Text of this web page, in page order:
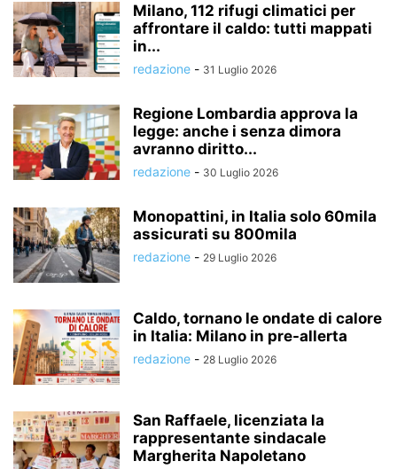
Milano, 112 rifugi climatici per
affrontare il caldo: tutti mappati
in...
redazione - 31 Luglio 2026
Regione Lombardia approva la
legge: anche i senza dimora
avranno diritto...
redazione - 30 Luglio 2026
Monopattini, in Italia solo 60mila
assicurati su 800mila
redazione - 29 Luglio 2026
Caldo, tornano le ondate di calore
in Italia: Milano in pre-allerta
redazione - 28 Luglio 2026
San Raffaele, licenziata la
rappresentante sindacale
Margherita Napoletano